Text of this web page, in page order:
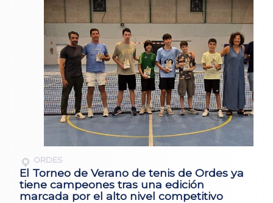
ORDES
El Torneo de Verano de tenis de Ordes ya
tiene campeones tras una edición
marcada por el alto nivel competitivo